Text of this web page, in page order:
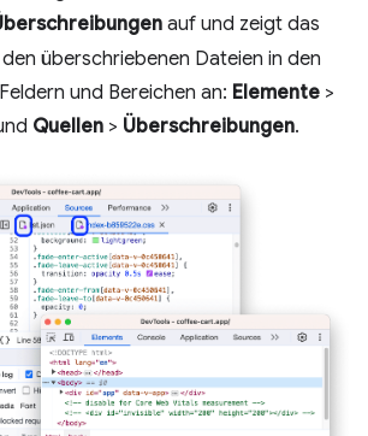
auf und zeigt das
überschriebenen Dateien in den
und Bereichen an: Elemente >
Quellen > Überschreibungen.